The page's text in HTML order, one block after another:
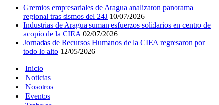
Gremios empresariales de Aragua analizaron panorama
regional tras sismos del 24J 10/07/2026
Industrias de Aragua suman esfuerzos solidarios en centro de
acopio de la CIEA 02/07/2026
Jornadas de Recursos Humanos de la CIEA regresaron por
todo lo alto 12/05/2026
Inicio
Noticias
Nosotros
Eventos